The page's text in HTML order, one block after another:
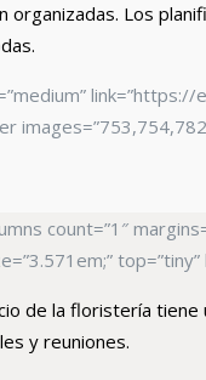
organizadas. Los
count=”1″
de la floristería
y reuniones.